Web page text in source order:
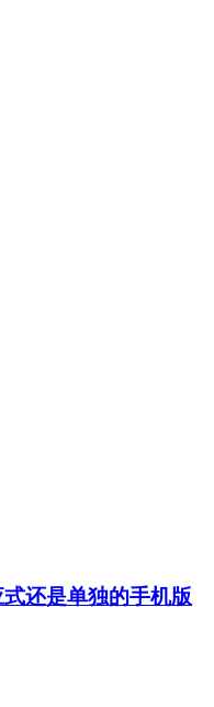
还是单独的手机版